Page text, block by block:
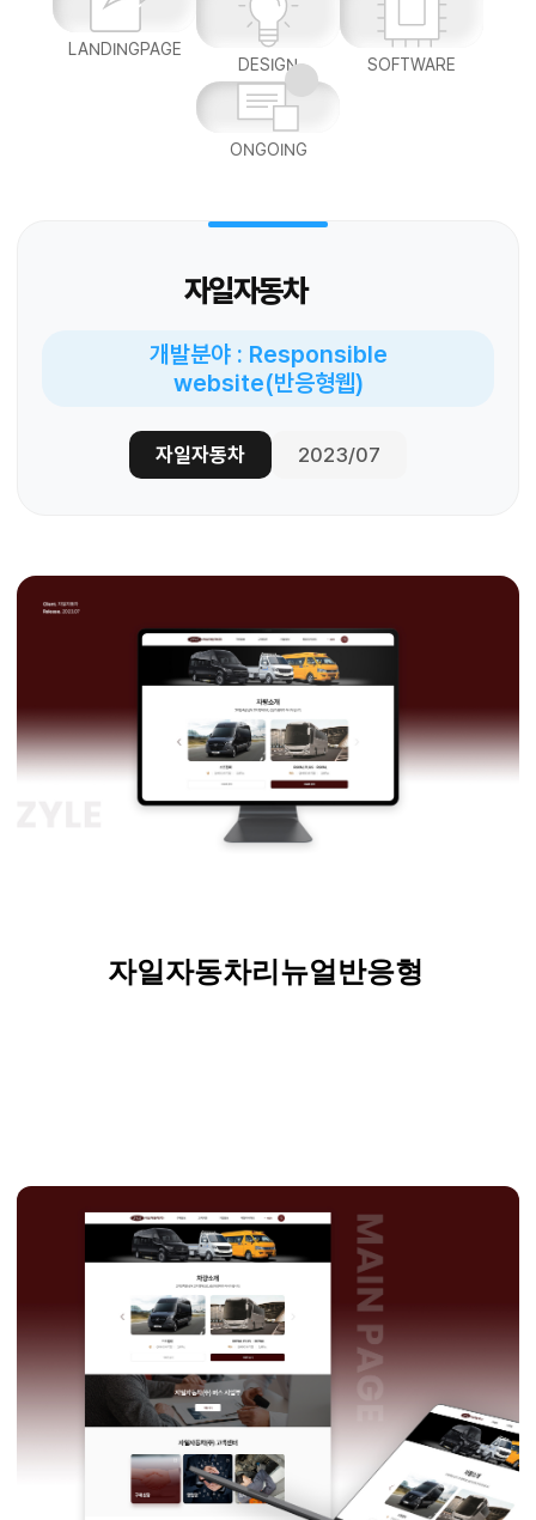
LANDINGPAGE
DESIGN
SOFTWARE
ONGOING
자일자동차
개발분야 : Responsible
website(반응형웹)
자일자동차 2023/07
자일자동차리뉴얼 반응형